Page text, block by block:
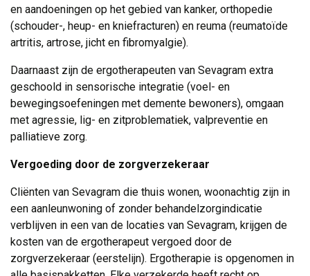
en aandoeningen op het gebied van kanker, orthopedie
(schouder-, heup- en kniefracturen) en reuma (reumatoïde
artritis, artrose, jicht en fibromyalgie).
Daarnaast zijn de ergotherapeuten van Sevagram extra
geschoold in sensorische integratie (voel- en
bewegingsoefeningen met demente bewoners), omgaan
met agressie, lig- en zitproblematiek, valpreventie en
palliatieve zorg.
Vergoeding door de zorgverzekeraar
Cliënten van Sevagram die thuis wonen, woonachtig zijn in
een aanleunwoning of zonder behandelzorgindicatie
verblijven in een van de locaties van Sevagram, krijgen de
kosten van de ergotherapeut vergoed door de
zorgverzekeraar (eerstelijn). Ergotherapie is opgenomen in